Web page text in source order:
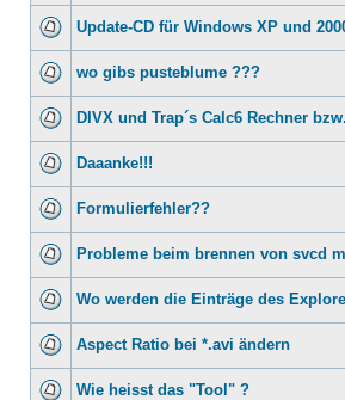
Update-CD für Windows XP und
wo gibs pusteblume ???
DIVX und Trap´s Calc6 Rechner
Daaanke!!!
Formulierfehler??
Probleme beim brennen von svcd
Wo werden die Einträge des
Aspect Ratio bei *.avi ändern
Wie heisst das "Tool" ?